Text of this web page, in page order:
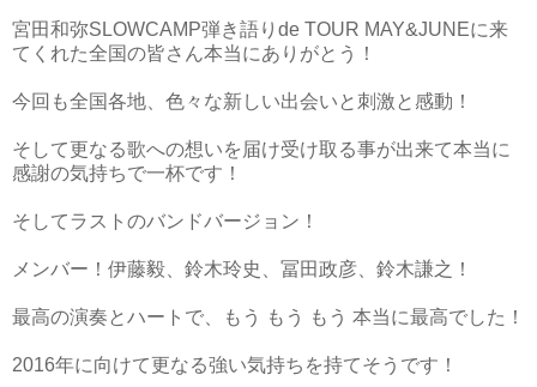
宮田和弥SLOWCAMP弾き語りde TOUR MAY&JUNEに来
てくれた全国の皆さん本当にありがとう！
今回も全国各地、色々な新しい出会いと刺激と感動！
そして更なる歌への想いを届け受け取る事が出来て本当に
感謝の気持ちで一杯です！
そしてラストのバンドバージョン！
メンバー！伊藤毅、鈴木玲史、冨田政彦、鈴木謙之！
最高の演奏とハートで、もう もう もう 本当に最高でした！
2016年に向けて更なる強い気持ちを持てそうです！